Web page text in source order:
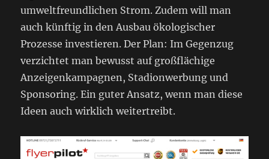
umweltfreundlichen Strom. Zudem will man
auch künftig in den Ausbau ökologischer
Prozesse investieren. Der Plan: Im Gegenzug
verzichtet man bewusst auf großflächige
Anzeigenkampagnen, Stadionwerbung und
Sponsoring. Ein guter Ansatz, wenn man diese
Ideen auch wirklich weitertreibt.